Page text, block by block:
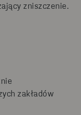
zniszczenie.
zakładów